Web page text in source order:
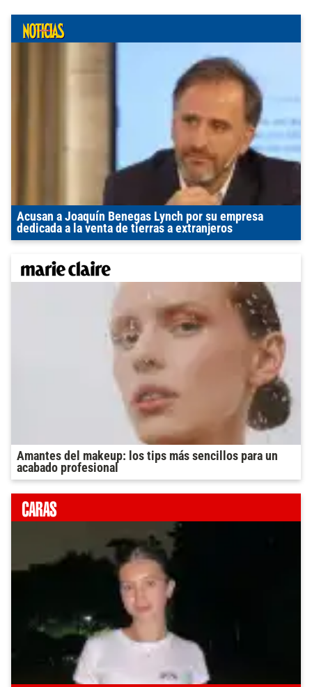
Acusan a Joaquín Benegas Lynch por su empresa
dedicada a la venta de tierras a extranjeros
Amantes del makeup: los tips más sencillos para un
acabado profesional